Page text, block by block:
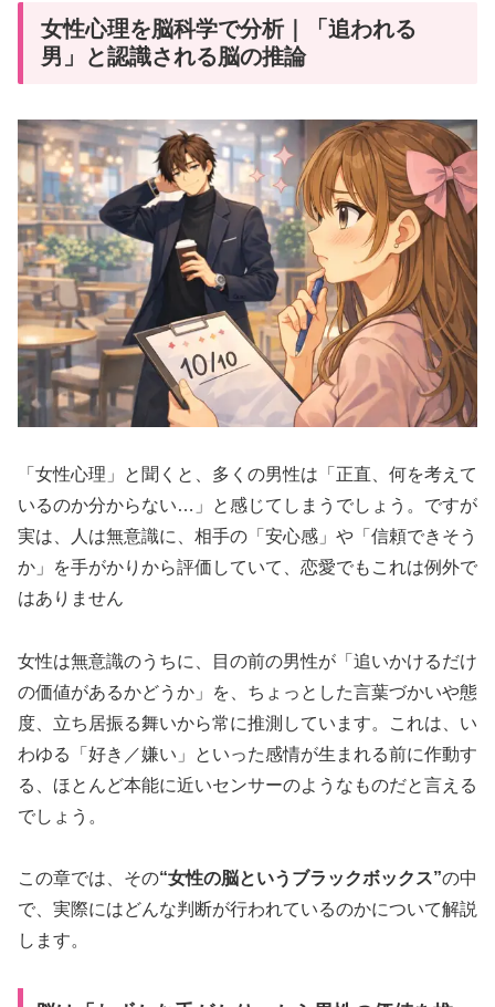
女性心理を脳科学で分析｜「追われる
男」と認識される脳の推論
「女性心理」と聞くと、多くの男性は「正直、何を考えて
いるのか分からない…」と感じてしまうでしょう。ですが
実は、人は無意識に、相手の「安心感」や「信頼できそう
か」を手がかりから評価していて、恋愛でもこれは例外で
はありません
女性は無意識のうちに、目の前の男性が「追いかけるだけ
の価値があるかどうか」を、ちょっとした言葉づかいや態
度、立ち居振る舞いから常に推測しています。これは、い
わゆる「好き／嫌い」といった感情が生まれる前に作動す
る、ほとんど本能に近いセンサーのようなものだと言える
でしょう。
この章では、その“女性の脳というブラックボックス”の中
で、実際にはどんな判断が行われているのかについて解説
します。